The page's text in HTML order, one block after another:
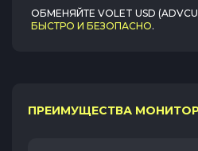
ОБМЕНЯЙТЕ VOLET USD
БЫСТРО И БЕЗОПАСНО.
ПРЕИМУЩЕСТВА